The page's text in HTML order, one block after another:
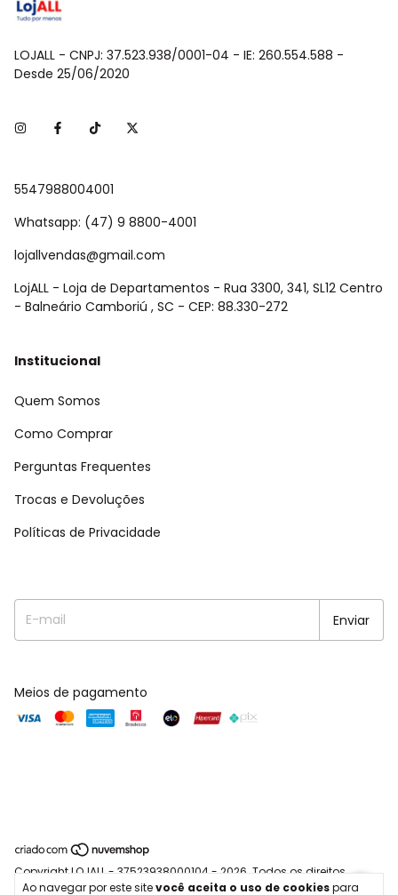
Ao navegar por este sitevocê aceita o uso de cookiespara
LOJALL - CNPJ: 37.523.938/0001-04 - IE: 260.554.588 -
Desde 25/06/2020
5547988004001
Whatsapp: (47) 9 8800-4001
lojallvendas@gmail.com
LojALL - Loja de Departamentos - Rua 3300, 341, SL12 Centro
- Balneário Camboriú , SC - CEP: 88.330-272
Institucional
Quem Somos
Como Comprar
Perguntas Frequentes
Trocas e Devoluções
Políticas de Privacidade
Meios de pagamento
Copyright LOJALL - 37523938000104 - 2026. Todos os direitos
reservados.